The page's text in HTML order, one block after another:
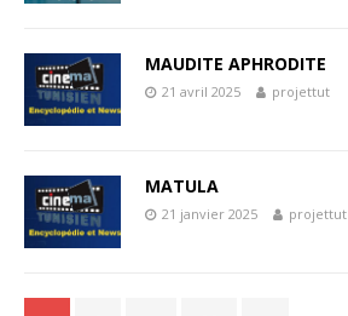
MAUDITE APHRODITE
21 avril 2025 projettut
MATULA
21 janvier 2025 projettut